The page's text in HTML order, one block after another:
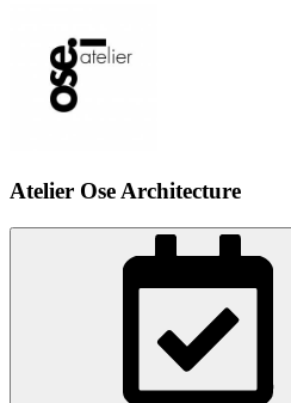
Atelier Ose Architecture